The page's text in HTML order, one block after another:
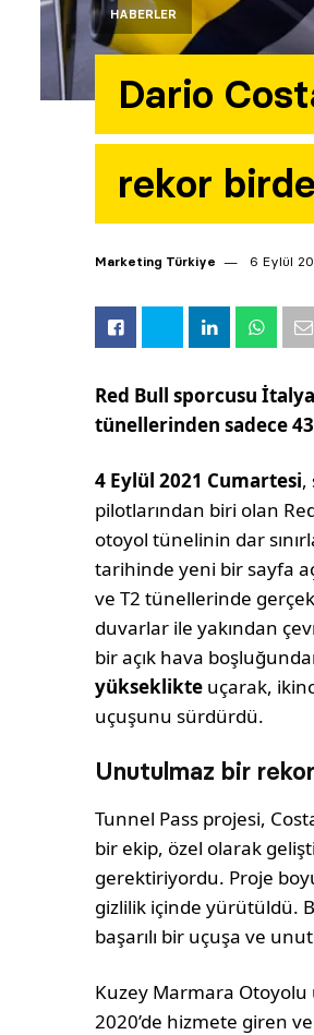
HABERLER
Dario
rekor
Marketing Türkiye 6 Eylül
Red Bull sporcusu
tünellerinden sadece
4 Eylül 2021 Cumartesi,
pilotlarından biri olan
otoyol tünelinin dar
tarihinde yeni bir sayfa
ve T2 tünellerinde
duvarlar ile yakından
bir açık hava
yükseklikte uçarak,
uçuşunu sürdürdü.
Unutulmaz bir
Tunnel Pass projesi,
bir ekip, özel olarak
gerektiriyordu. Proje
gizlilik içinde yürütüldü.
başarılı bir uçuşa ve
Kuzey Marmara Otoyolu
2020’de hizmete giren